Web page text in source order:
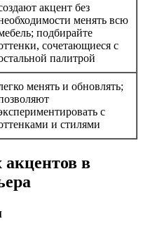
акцент без
менять всю
подбирайте
сочетающиеся с
палитрой
менять и обновлять;
с
и стилями
акцентов в